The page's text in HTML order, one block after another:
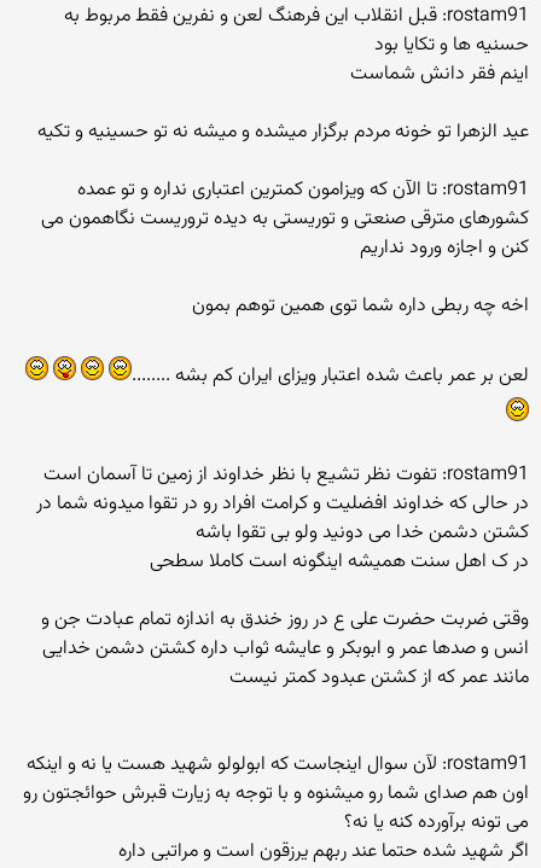
rostam91: قبل انقلاب این فرهنگ لعن و نفرین فقط مربوط به
حسنیه ها و تکایا بود
اینم فقر دانش شماست
عید الزهرا تو خونه مردم برگزار میشده و میشه نه تو حسینیه و تکیه
rostam91: تا الآن که ویزامون کمترین اعتباری نداره و تو عمده
کشورهای مترقی صنعتی و توریستی به دیده تروریست نگاهمون می
کنن و اجازه ورود نداریم
اخه چه ربطی داره شما توی همین توهم بمون
لعن بر عمر باعث شده اعتبار ویزای ایران کم بشه ........
rostam91: تفوت نظر تشیع با نظر خداوند از زمین تا آسمان است
در حالی که خداوند افضلیت و کرامت افراد رو در تقوا میدونه شما در
کشتن دشمن خدا می دونید ولو بی تقوا باشه
در ک اهل سنت همیشه اینگونه است کاملا سطحی
وقتی ضربت حضرت علی ع در روز خندق به اندازه تمام عبادت جن و
انس و صدها عمر و ابوبکر و عایشه ثواب داره کشتن دشمن خدایی
مانند عمر که از کشتن عبدود کمتر نیست
rostam91: لآن سوال اینجاست که ابولولو شهید هست یا نه و اینکه
اون هم صدای شما رو میشنوه و با توجه به زیارت قبرش حوائجتون رو
می تونه برآورده کنه یا نه؟
اگر شهید شده حتما عند ربهم یرزقون است و مراتبی داره